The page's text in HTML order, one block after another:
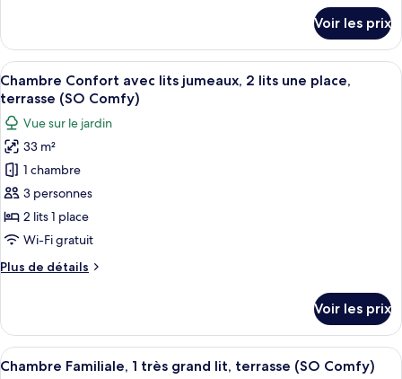
grand
lit,
terrasse
(SO
Suite)
le
type
de
chambre
très
grand
lit,
terrasse
Suite)
Voir les prix
Afficher
toutes
les
photos
pour
ce
type
de
chambre :
Confort
jumeaux,
2
Une chambre d’hôtel avec un
13
Chambre Confort avec lits jumeaux, 2 lits une place,
terrasse (SO Comfy)
Vue sur le jardin
33 m²
1 chambre
3 personnes
2 lits 1 place
Wi-Fi gratuit
Plus de détails
Plus
le
type
de
Voir les prix
Afficher
Un jardin bien entretenu, avec un
7
Chambre Familiale, 1 très grand lit, terrasse (SO Comfy)